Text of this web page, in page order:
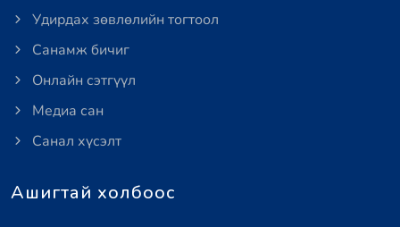
Удирдах зөвлөлийн тогтоол
Санамж бичиг
Онлайн сэтгүүл
Медиа сан
Санал хүсэлт
Ашигтай холбоос